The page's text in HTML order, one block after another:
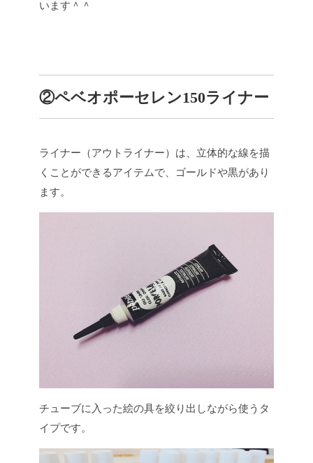
います＾＾
②ペベオポーセレン150ライナー
ライナー（アウトライナー）は、立体的な線を描
くことができるアイテムで、ゴールドや黒があり
ます。
チューブに入った絵の具を絞り出しながら使うタ
イプです。